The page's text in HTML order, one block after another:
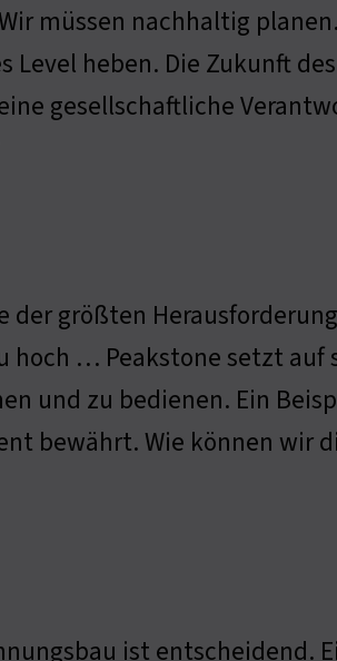
müssen nachhaltig
heben. Die Zukunft
gesellschaftliche
der größten
hoch … Peakstone setzt auf
und zu bedienen. Ein
bewährt. Wie können wir
ist entscheidend.